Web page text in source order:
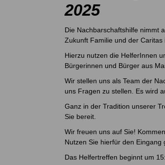
2025
Die Nachbarschaftshilfe nimmt
Zukunft Familie und der Caritas
Hierzu nutzen die HelferInnen
Bürgerinnen und Bürger aus
Wir stellen uns als Team der
uns Fragen zu stellen. Es wird
Ganz in der Tradition unserer
Sie bereit.
Wir freuen uns auf Sie!
Nutzen Sie hierfür den Eingang
Das Helfertreffen beginnt um